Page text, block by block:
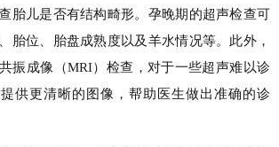
胎儿是否有结构畸形。孕晚期的超声检查可
胎位、胎盘成熟度以及羊水情况等。此外，
振成像（MRI）检查，对于一些超声难以诊
供更清晰的图像，帮助医生做出准确的诊